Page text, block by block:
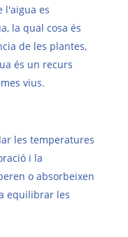
l'aigua es
la qual cosa és
de les plantes,
és un recurs
vius.
les temperatures
i la
o absorbeixen
equilibrar les